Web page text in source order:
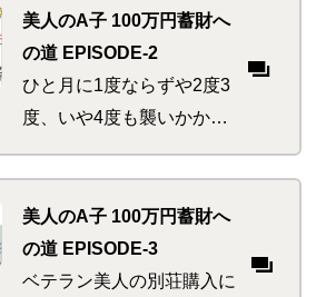
栄と涙と神と日焼けのショ
ートストーリーはコチラ
美人のA子 100万円蓄財へ
の道 EPISODE-2
ひと月に1度ならずや2度3
度、いや4度も襲いかかっ
た「ウエディング・ハリケ
ーン」。お年頃の美人たち
にはいつでも起こりうる危
機の乗り切り方とは
美人のA子 100万円蓄財へ
の道 EPISODE-3
ベテラン美人の別荘購入に